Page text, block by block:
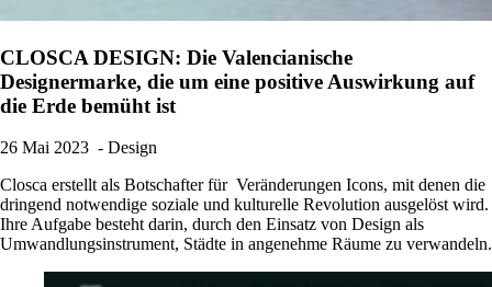
CLOSCA DESIGN: Die Valencianische
Designermarke, die um eine positive Auswirkung auf
die Erde bemüht ist
26 Mai 2023 - Design
Closca erstellt als Botschafter für Veränderungen Icons, mit denen die
dringend notwendige soziale und kulturelle Revolution ausgelöst wird.
Ihre Aufgabe besteht darin, durch den Einsatz von Design als
Umwandlungsinstrument, Städte in angenehme Räume zu verwandeln.